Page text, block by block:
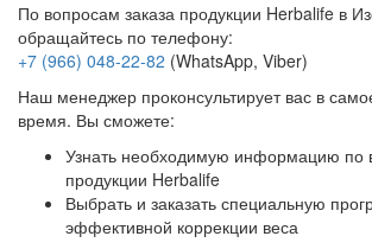
По вопросам заказа продукции Herbalife в
обращайтесь по телефону:
+7 (966) 048-22-82 (WhatsApp, Viber)
Наш менеджер проконсультирует вас в
время. Вы сможете:
Узнать необходимую информацию по
продукции Herbalife
Выбрать и заказать специальную
эффективной коррекции веса